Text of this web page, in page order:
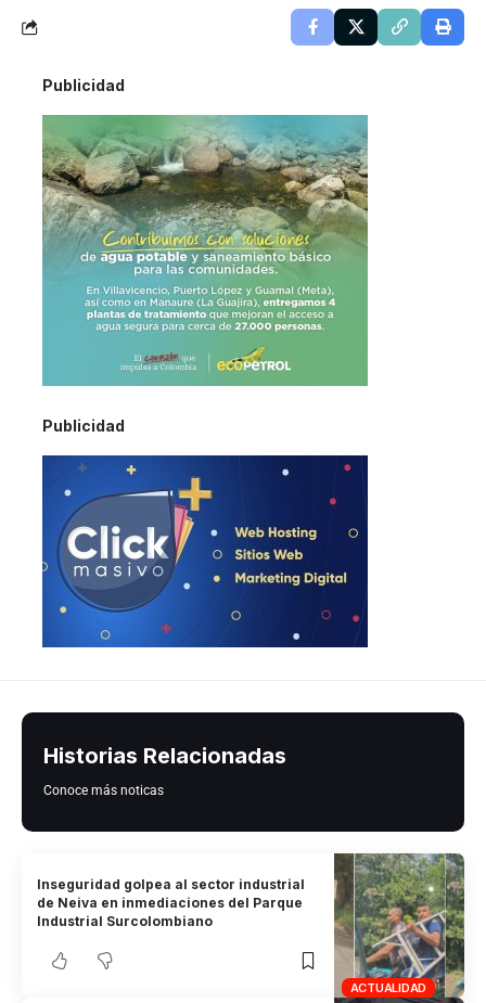
Publicidad
Publicidad
Historias Relacionadas
Conoce más noticas
ACTUALIDAD
Inseguridad golpea al sector industrial
de Neiva en inmediaciones del Parque
Industrial Surcolombiano